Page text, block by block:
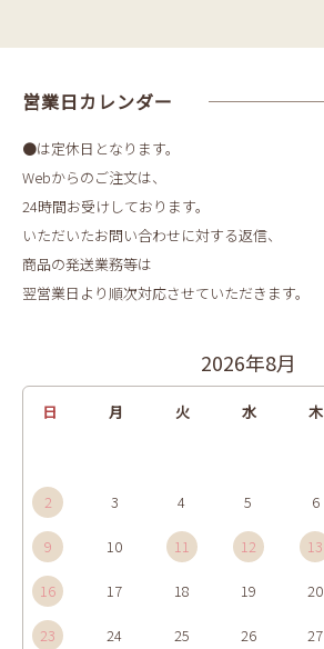
営業日カレンダー
●は定休日となります。
Webからのご注文は、
24時間お受けしております。
いただいたお問い合わせに対する返信、
商品の発送業務等は
翌営業日より順次対応させていただきます。
2026年8月
日 月 火 水 木
2 3 4 5 6
9 10 11 12 13
16 17 18 19 20
23 24 25 26 27